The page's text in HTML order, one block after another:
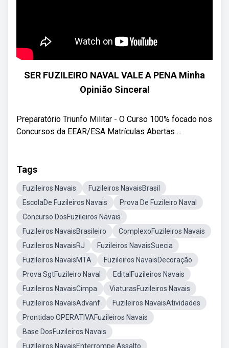
SER FUZILEIRO NAVAL VALE A PENA Minha
Opinião Sincera!
Preparatório Triunfo Militar - O Curso 100% focado nos
Concursos da EEAR/ESA Matrículas Abertas ...
Tags
Fuzileiros Navais
Fuzileiros NavaisBrasil
EscolaDe Fuzileiros Navais
Prova De Fuzileiro Naval
Concurso DosFuzileiros Navais
Fuzileiros NavaisBrasileiro
ComplexoFuzileiros Navais
Fuzileiros NavaisRJ
Fuzileiros NavaisSuecia
Fuzileiros NavaisMTA
Fuzileiros NavaisDecoração
Prova SgtFuzileiro Naval
EditalFuzileiros Navais
Fuzileiros NavaisCimpa
ViaturasFuzileiros Navais
Fuzileiros NavaisAdvanf
Fuzileiros NavaisAtividades
Prontidao OPERATIVAFuzileiros Navais
Base DosFuzileiros Navais
Fuzileiros NavaisEnterrompe Assalto